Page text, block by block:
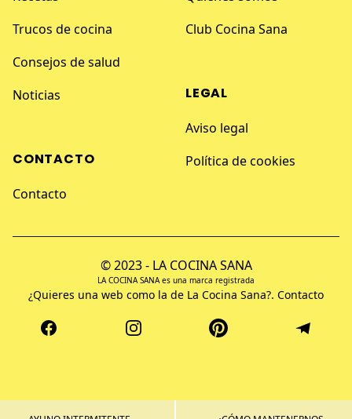
Trucos de cocina
Consejos de salud
Noticias
CONTACTO
Contacto
Club Cocina Sana
LEGAL
Aviso legal
Política de cookies
© 2023 - LA COCINA SANA
LA COCINA SANA es una marca registrada
¿Quieres una web como la de La Cocina Sana?. Contacto
Facebook Instagram Pinterest Telegram